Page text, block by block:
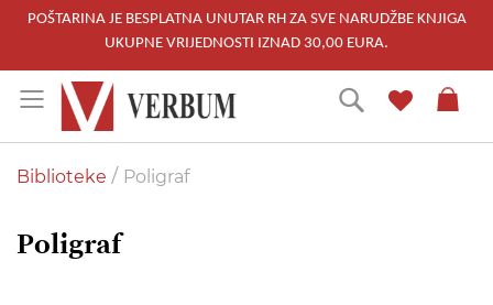
POŠTARINA JE BESPLATNA UNUTAR RH ZA SVE NARUDŽBE KNJIGA
UKUPNE VRIJEDNOSTI IZNAD 30,00 EURA.
to
Content
Traži
Biblioteke Poligraf
Poligraf